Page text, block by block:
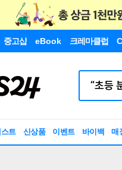
중고샵 eBook 크레마클럽
트 신상품 이벤트 바이백 매